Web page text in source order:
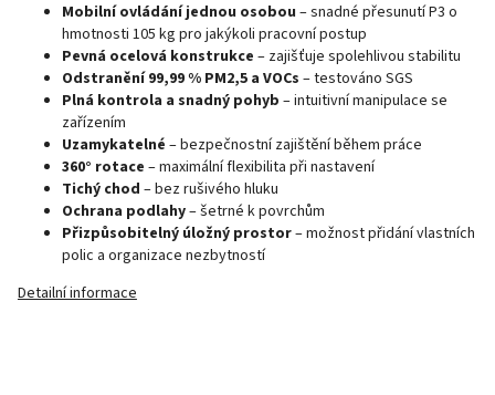
Mobilní ovládání jednou osobou – snadné přesunutí P3 o
hmotnosti 105 kg pro jakýkoli pracovní postup
Pevná ocelová konstrukce – zajišťuje spolehlivou stabilitu
Odstranění 99,99 % PM2,5 a VOCs – testováno SGS
Plná kontrola a snadný pohyb – intuitivní manipulace se
zařízením
Uzamykatelné – bezpečnostní zajištění během práce
360° rotace – maximální flexibilita při nastavení
Tichý chod – bez rušivého hluku
Ochrana podlahy– šetrné k povrchům
Přizpůsobitelný úložný prostor– možnost přidání vlastních
polic a organizace nezbytností
Detailní informace